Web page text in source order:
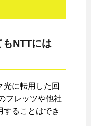
NTTには
光に転用した回
フレッツや他社
ることはでき